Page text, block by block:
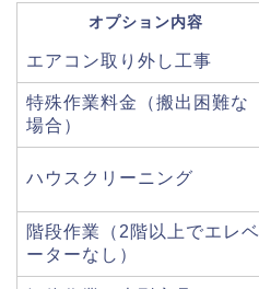
オプション内容
エアコン取り外し工事
特殊作業料金（搬出困難な
場合）
ハウスクリーニング
階段作業（2階以上でエレベ
ーターなし）